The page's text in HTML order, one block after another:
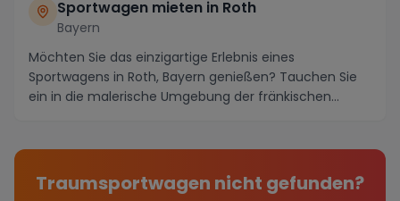
Sportwagen mieten in Roth
Bayern
Möchten Sie das einzigartige Erlebnis eines
Sportwagens in Roth, Bayern genießen? Tauchen Sie
ein in die malerische Umgebung der fränkischen
Traumsportwagen nicht gefunden?